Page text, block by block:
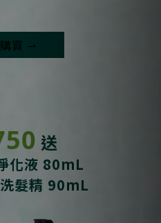
買 ⇀
送
化液 80mL
髮精 90mL